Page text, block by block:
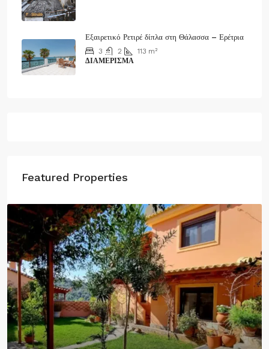
Εξαιρετικό Ρετιρέ δίπλα στη Θάλασσα – Ερέτρια
3 2 113 m²
ΔΙΑΜΈΡΙΣΜΑ
Featured Properties